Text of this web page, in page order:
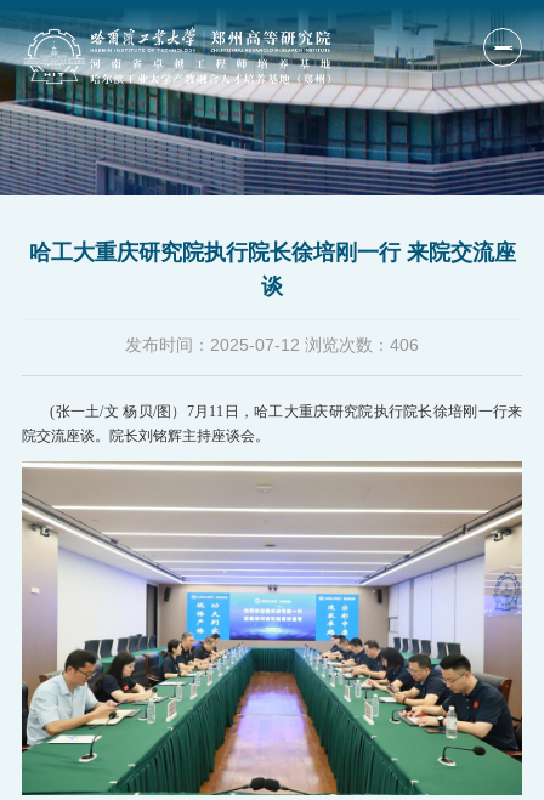
首页
人才培养
国际合作
新闻公告
人才招聘
招生就业
教育培训
哈工大重庆研究院执行院长徐培刚一行 来院交流座
谈
发布时间： 2025-07-12 浏览次数： 406
(张一土/文 杨贝/图）7月11日，哈工大重庆研究院执行院长徐培刚一行来
院交流座谈。院长刘铭辉主持座谈会。